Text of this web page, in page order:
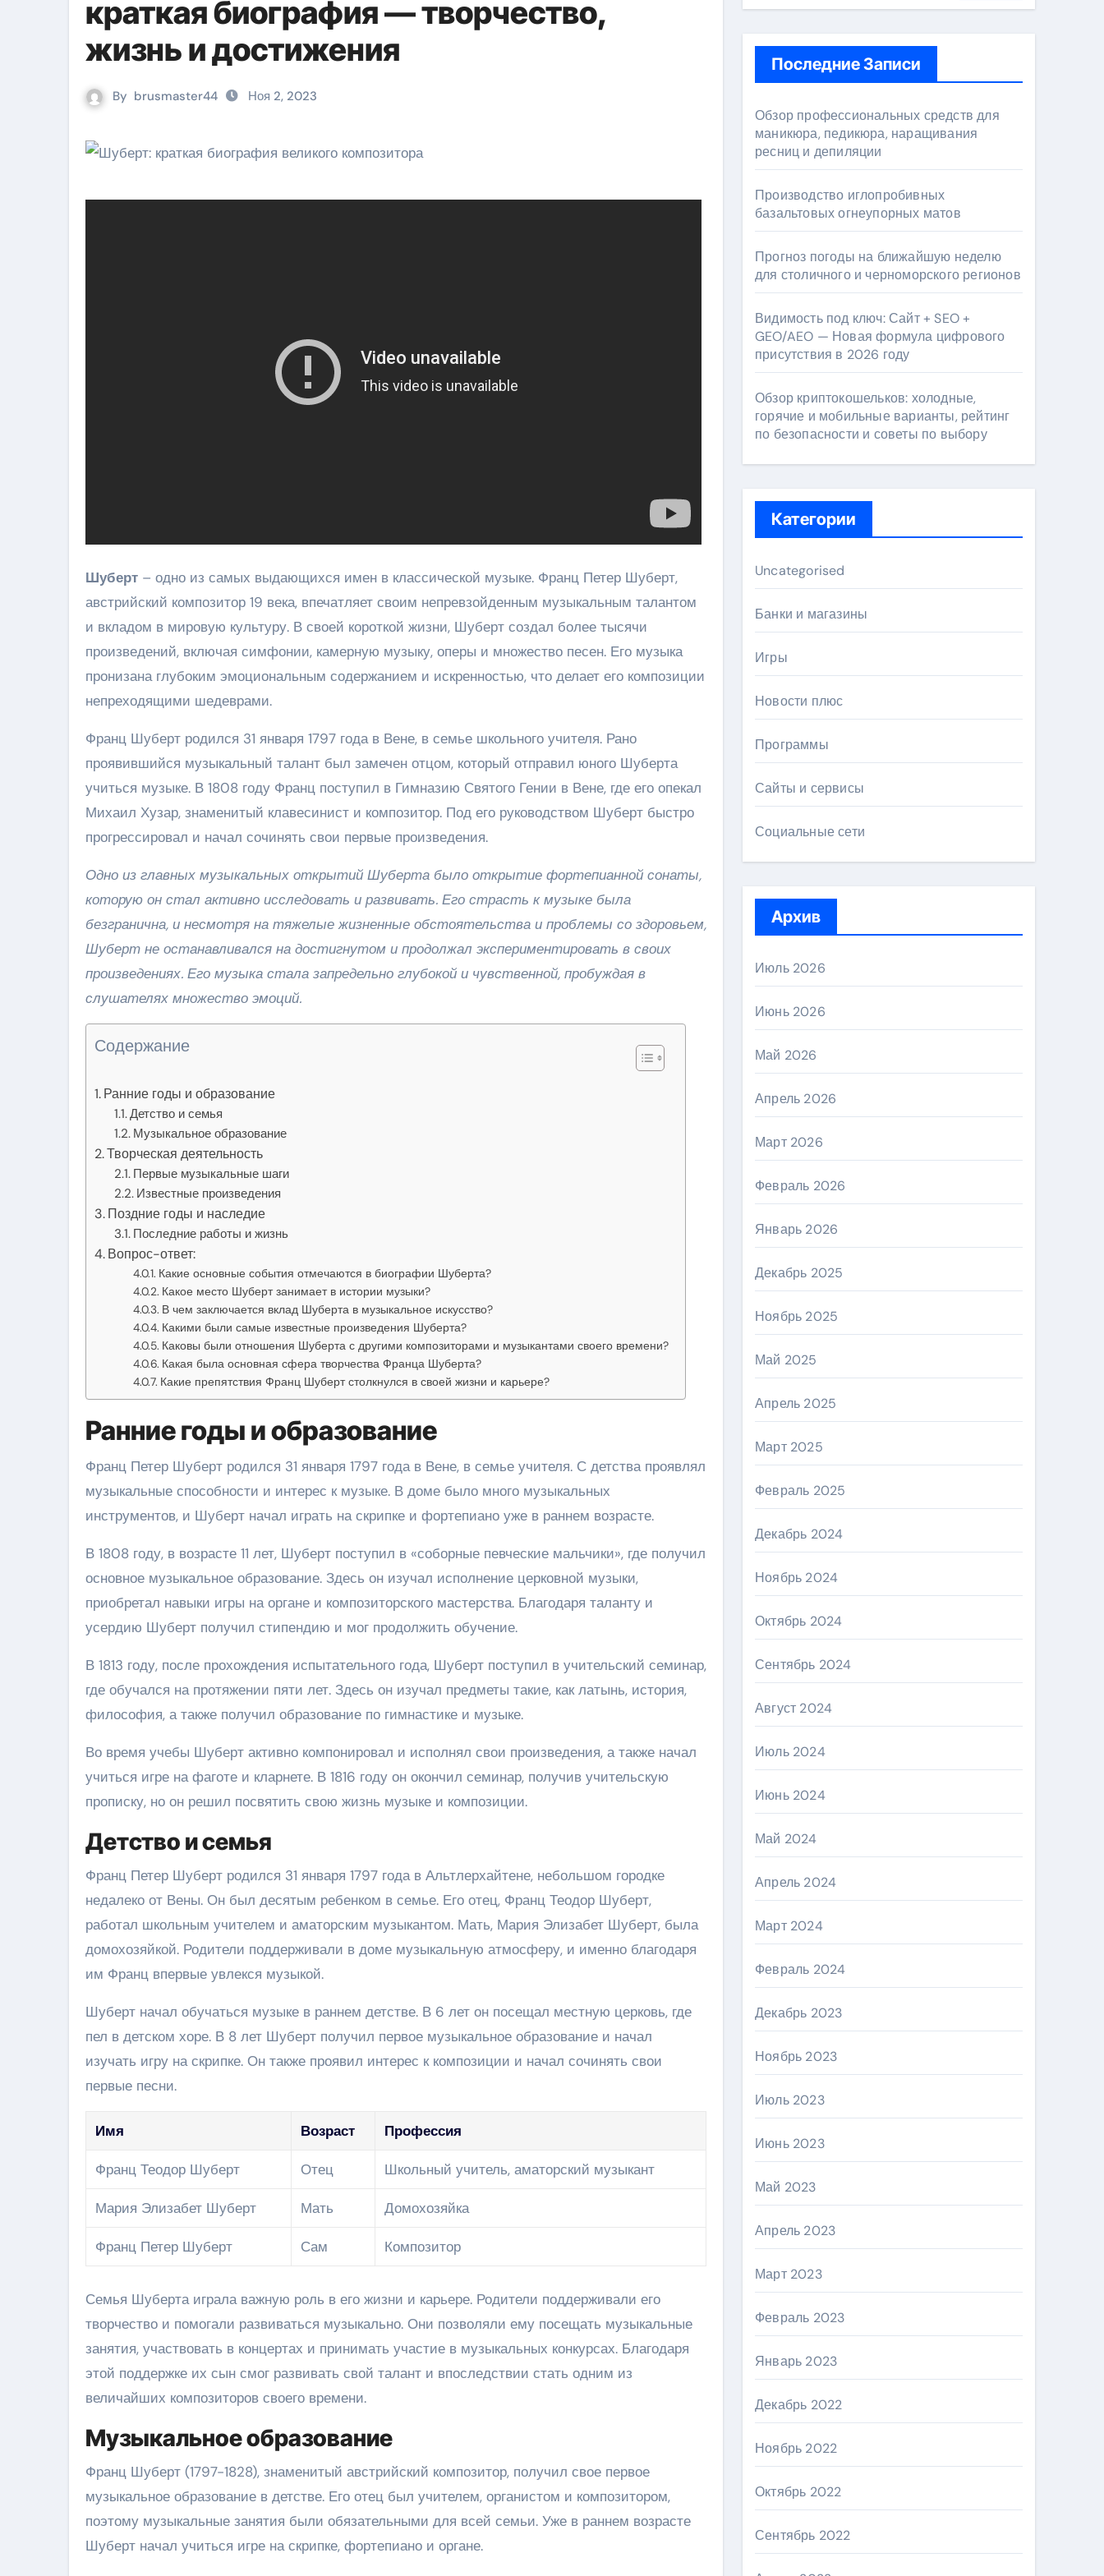
краткая биография — творчество,
жизнь и достижения
By brusmaster44 Ноя 2, 2023
Шуберт – одно из самых выдающихся имен в классической музыке. Франц Петер Шуберт,
австрийский композитор 19 века, впечатляет своим непревзойденным музыкальным талантом
и вкладом в мировую культуру. В своей короткой жизни, Шуберт создал более тысячи
произведений, включая симфонии, камерную музыку, оперы и множество песен. Его музыка
пронизана глубоким эмоциональным содержанием и искренностью, что делает его композиции
непреходящими шедеврами.
Франц Шуберт родился 31 января 1797 года в Вене, в семье школьного учителя. Рано
проявившийся музыкальный талант был замечен отцом, который отправил юного Шуберта
учиться музыке. В 1808 году Франц поступил в Гимназию Святого Гении в Вене, где его опекал
Михаил Хузар, знаменитый клавесинист и композитор. Под его руководством Шуберт быстро
прогрессировал и начал сочинять свои первые произведения.
Одно из главных музыкальных открытий Шуберта было открытие фортепианной сонаты,
которую он стал активно исследовать и развивать. Его страсть к музыке была
безгранична, и несмотря на тяжелые жизненные обстоятельства и проблемы со здоровьем,
Шуберт не останавливался на достигнутом и продолжал экспериментировать в своих
произведениях. Его музыка стала запредельно глубокой и чувственной, пробуждая в
слушателях множество эмоций.
Содержание
Ранние годы и образование
Детство и семья
Музыкальное образование
Творческая деятельность
Первые музыкальные шаги
Известные произведения
Поздние годы и наследие
Последние работы и жизнь
Вопрос-ответ:
Какие основные события отмечаются в биографии Шуберта?
Какое место Шуберт занимает в истории музыки?
В чем заключается вклад Шуберта в музыкальное искусство?
Какими были самые известные произведения Шуберта?
Каковы были отношения Шуберта с другими композиторами и музыкантами своего времени?
Какая была основная сфера творчества Франца Шуберта?
Какие препятствия Франц Шуберт столкнулся в своей жизни и карьере?
Ранние годы и образование
Франц Петер Шуберт родился 31 января 1797 года в Вене, в семье учителя. С детства проявлял
музыкальные способности и интерес к музыке. В доме было много музыкальных
инструментов, и Шуберт начал играть на скрипке и фортепиано уже в раннем возрасте.
В 1808 году, в возрасте 11 лет, Шуберт поступил в «соборные певческие мальчики», где получил
основное музыкальное образование. Здесь он изучал исполнение церковной музыки,
приобретал навыки игры на органе и композиторского мастерства. Благодаря таланту и
усердию Шуберт получил стипендию и мог продолжить обучение.
В 1813 году, после прохождения испытательного года, Шуберт поступил в учительский семинар,
где обучался на протяжении пяти лет. Здесь он изучал предметы такие, как латынь, история,
философия, а также получил образование по гимнастике и музыке.
Во время учебы Шуберт активно компонировал и исполнял свои произведения, а также начал
учиться игре на фаготе и кларнете. В 1816 году он окончил семинар, получив учительскую
прописку, но он решил посвятить свою жизнь музыке и композиции.
Детство и семья
Франц Петер Шуберт родился 31 января 1797 года в Альтлерхайтене, небольшом городке
недалеко от Вены. Он был десятым ребенком в семье. Его отец, Франц Теодор Шуберт,
работал школьным учителем и аматорским музыкантом. Мать, Мария Элизабет Шуберт, была
домохозяйкой. Родители поддерживали в доме музыкальную атмосферу, и именно благодаря
им Франц впервые увлекся музыкой.
Шуберт начал обучаться музыке в раннем детстве. В 6 лет он посещал местную церковь, где
пел в детском хоре. В 8 лет Шуберт получил первое музыкальное образование и начал
изучать игру на скрипке. Он также проявил интерес к композиции и начал сочинять свои
первые песни.
Имя Возраст Профессия
Франц Теодор Шуберт Отец Школьный учитель, аматорский музыкант
Мария Элизабет Шуберт Мать Домохозяйка
Франц Петер Шуберт Сам Композитор
Семья Шуберта играла важную роль в его жизни и карьере. Родители поддерживали его
творчество и помогали развиваться музыкально. Они позволяли ему посещать музыкальные
занятия, участвовать в концертах и принимать участие в музыкальных конкурсах. Благодаря
этой поддержке их сын смог развивать свой талант и впоследствии стать одним из
величайших композиторов своего времени.
Музыкальное образование
Франц Шуберт (1797-1828), знаменитый австрийский композитор, получил свое первое
музыкальное образование в детстве. Его отец был учителем, органистом и композитором,
поэтому музыкальные занятия были обязательными для всей семьи. Уже в раннем возрасте
Шуберт начал учиться игре на скрипке, фортепиано и органе.
Последние Записи
Обзор профессиональных средств для
маникюра, педикюра, наращивания
ресниц и депиляции
Производство иглопробивных
базальтовых огнеупорных матов
Прогноз погоды на ближайшую неделю
для столичного и черноморского регионов
Видимость под ключ: Сайт + SEO +
GEO/AEO — Новая формула цифрового
присутствия в 2026 году
Обзор криптокошельков: холодные,
горячие и мобильные варианты, рейтинг
по безопасности и советы по выбору
Категории
Uncategorised
Банки и магазины
Игры
Новости плюс
Программы
Сайты и сервисы
Социальные сети
Архив
Июль 2026
Июнь 2026
Май 2026
Апрель 2026
Март 2026
Февраль 2026
Январь 2026
Декабрь 2025
Ноябрь 2025
Май 2025
Апрель 2025
Март 2025
Февраль 2025
Декабрь 2024
Ноябрь 2024
Октябрь 2024
Сентябрь 2024
Август 2024
Июль 2024
Июнь 2024
Май 2024
Апрель 2024
Март 2024
Февраль 2024
Декабрь 2023
Ноябрь 2023
Июль 2023
Июнь 2023
Май 2023
Апрель 2023
Март 2023
Февраль 2023
Январь 2023
Декабрь 2022
Ноябрь 2022
Октябрь 2022
Сентябрь 2022